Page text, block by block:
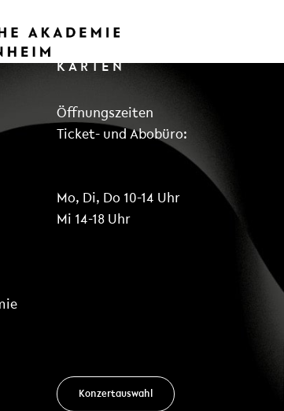
KARTEN
Öffnungszeiten
Ticket- und Abobüro:
Mo, Di, Do 10-14 Uhr
Mi 14-18 Uhr
Konzertauswahl